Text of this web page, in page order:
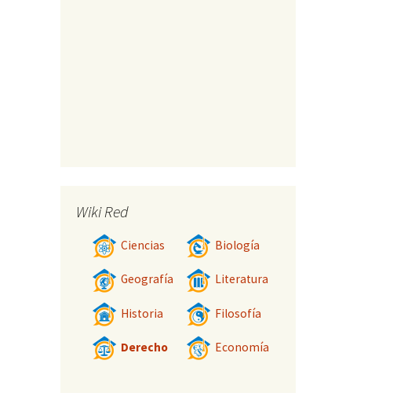
Wiki Red
Ciencias Biología
Geografía Literatura
Historia Filosofía
Derecho Economía